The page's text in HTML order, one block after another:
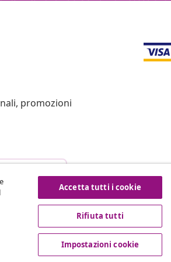
promozioni
contratto
vidaXL
Su vidaXL
Termini e
Accetta tutti i cookie
Rifiuta tutti
Impostazioni cookie